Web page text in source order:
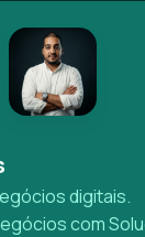
digitais.
com